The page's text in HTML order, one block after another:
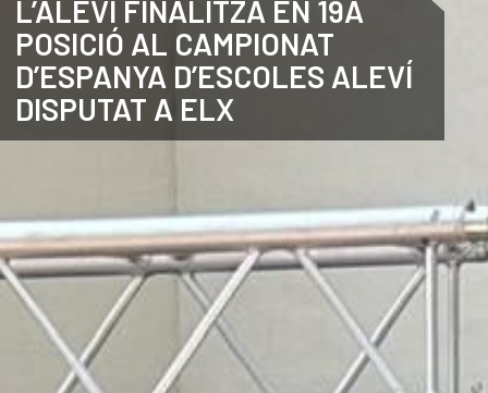
CATALÀ
L’ALEVÍ FINALITZA EN 19A
POSICIÓ AL CAMPIONAT
D’ESPANYA D’ESCOLES ALEVÍ
DISPUTAT A ELX